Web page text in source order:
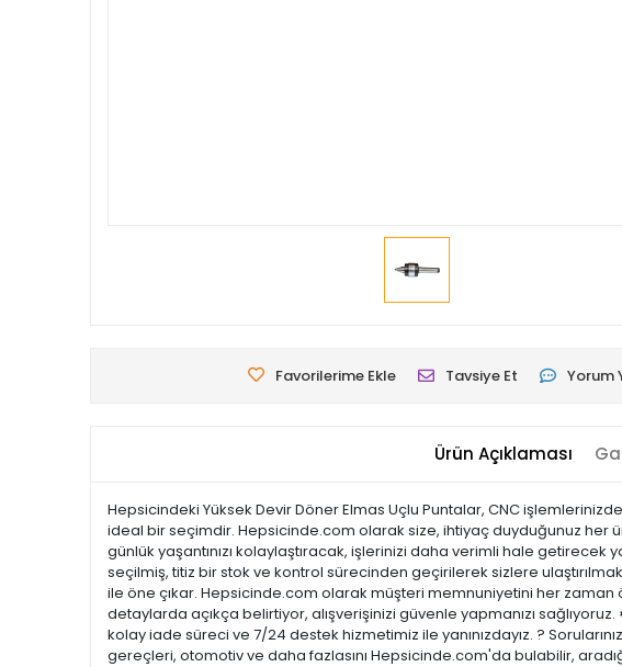
Favorilerime Ekle Tavsiye Et Yorum
Ürün Açıklaması
Hepsicindeki Yüksek Devir Döner Elmas Uçlu Puntalar, CNC
ideal bir seçimdir. Hepsicinde.com olarak size, ihtiyaç duyduğunuz her
günlük yaşantınızı kolaylaştıracak, işlerinizi daha verimli hale
seçilmiş, titiz bir stok ve kontrol sürecinden geçirilerek sizlere
ile öne çıkar. Hepsicinde.com olarak müşteri memnuniyetini her
detaylarda açıkça belirtiyor, alışverişinizi güvenle yapmanızı
kolay iade süreci ve 7/24 destek hizmetimiz ile yanınızdayız. ?
gereçleri, otomotiv ve daha fazlasını Hepsicinde.com'da bulabilir,